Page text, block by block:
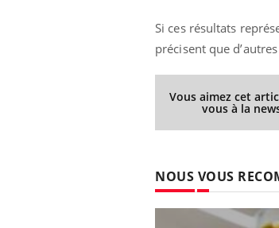
Si ces résultats
précisent que
Vous aimez cet
vous à la
NOUS VOUS